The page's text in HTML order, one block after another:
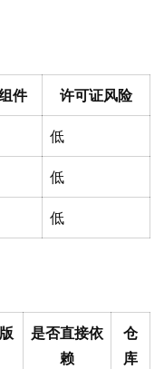
件 许可证风险
低
低
低
是否直接依
赖
仓
库